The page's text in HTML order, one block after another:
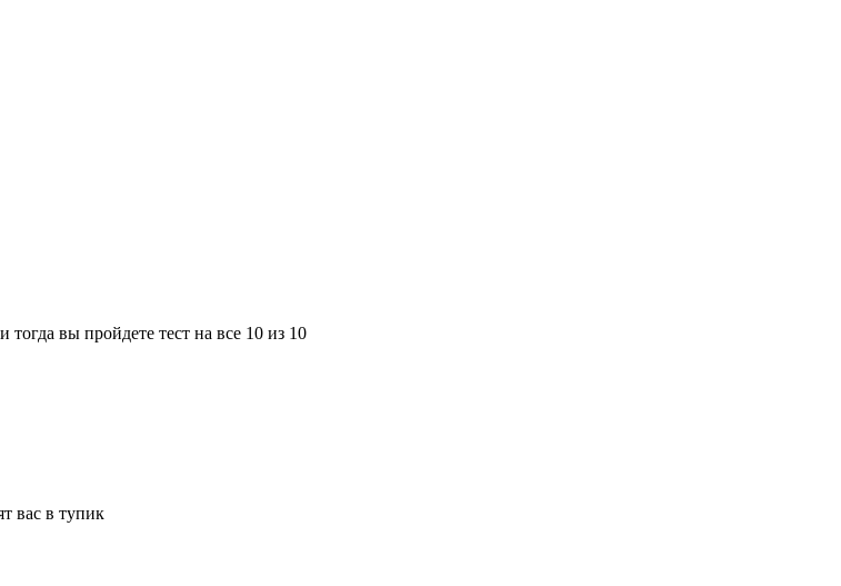
вы пройдете тест на все 10 из 10
вас в тупик